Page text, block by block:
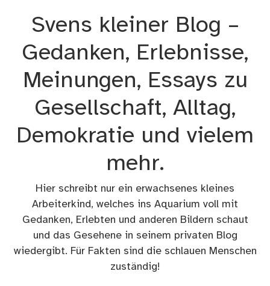
Svens kleiner Blog –
Gedanken, Erlebnisse,
Meinungen, Essays zu
Gesellschaft, Alltag,
Demokratie und vielem
mehr.
Hier schreibt nur ein erwachsenes kleines
Arbeiterkind, welches ins Aquarium voll mit
Gedanken, Erlebten und anderen Bildern schaut
und das Gesehene in seinem privaten Blog
wiedergibt. Für Fakten sind die schlauen Menschen
zuständig!